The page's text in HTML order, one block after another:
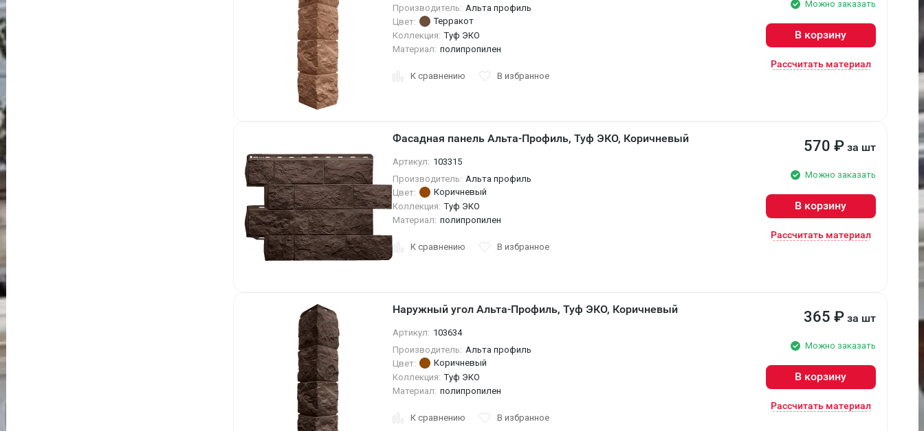
Производитель: Альта профиль
Цвет:
Терракот
Коллекция: Туф ЭКО
Материал: полипропилен
К сравнению В избранное
Можно заказать
В корзину
Рассчитать материал
Фасадная панель Альта-Профиль, Туф ЭКО, Коричневый
Артикул: 103315
Производитель: Альта профиль
Цвет:
Коричневый
Коллекция: Туф ЭКО
Материал: полипропилен
К сравнению В избранное
570 ₽ за шт
Можно заказать
В корзину
Рассчитать материал
Наружный угол Альта-Профиль, Туф ЭКО, Коричневый
Артикул: 103634
Производитель: Альта профиль
Цвет:
Коричневый
Коллекция: Туф ЭКО
Материал: полипропилен
К сравнению В избранное
365 ₽ за шт
Можно заказать
В корзину
Рассчитать материал